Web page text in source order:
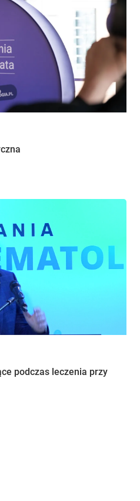
podczas leczenia przy